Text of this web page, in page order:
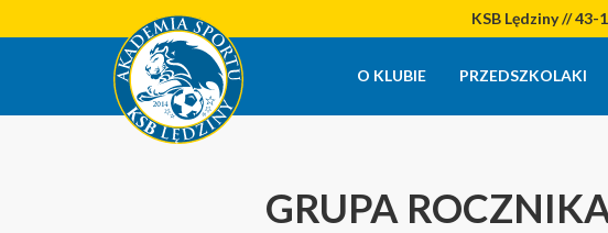
KSB Lędziny // 43-
O KLUBIE PRZEDSZKOLAKI
GRUPA